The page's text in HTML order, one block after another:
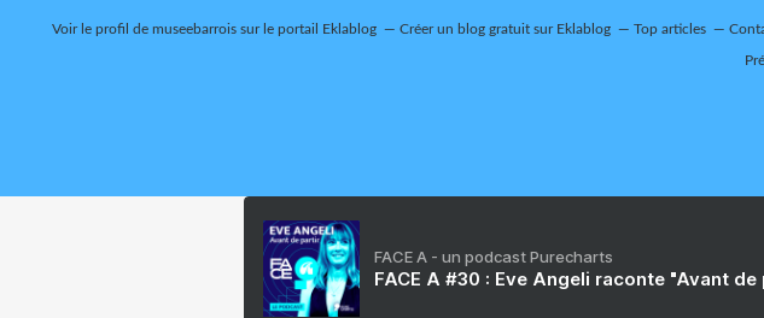
Voir le profil de museebarroissur le portail Eklablog Créer un blog gratuit sur Eklablog Top articles
FACE A - un podcast Purecharts
FACE A #30 : Eve Angeli raconte "Avant